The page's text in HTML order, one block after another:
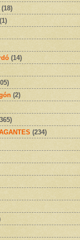
(18)
(1)
(14)
(2)
(234)